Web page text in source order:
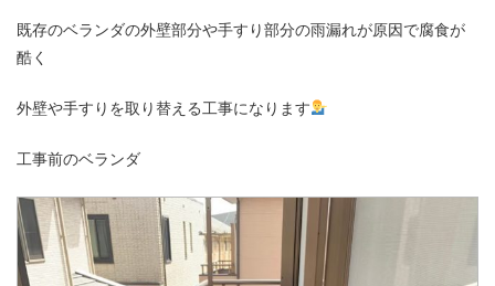
既存のベランダの外壁部分や手すり部分の雨漏れが原因で腐食が
酷く
外壁や手すりを取り替える工事になります
工事前のベランダ